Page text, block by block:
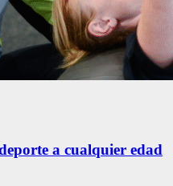
a cualquier edad